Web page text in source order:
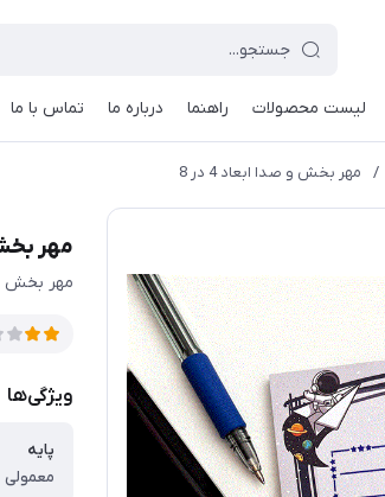
لیست محصولات راهنما درباره ما تماس با ما
/ مهر بخش و صدا ابعاد 4 در 8
مهر بخش
مهر بخش
ویژگی‌ها
پایه
معمولی